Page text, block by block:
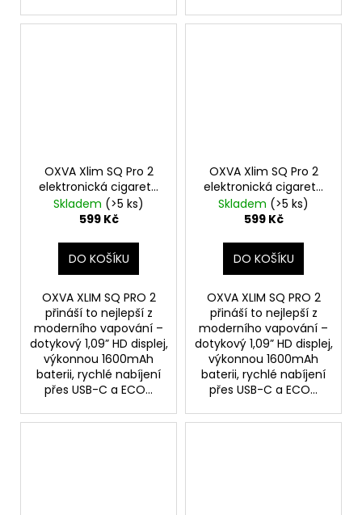
OXVA Xlim SQ Pro 2
elektronická cigareta
1600mAh Celadon
Marble
Skladem (>5 ks)
599 Kč
DO KOŠÍKU
OXVA XLIM SQ PRO 2
přináší to nejlepší z
moderního vapování –
dotykový 1,09” HD displej,
výkonnou 1600mAh
baterii, rychlé nabíjení
přes USB-C a ECO...
OXVA Xlim SQ Pro 2
elektronická cigareta
1600mAh Brown Wood
Skladem (>5 ks)
599 Kč
DO KOŠÍKU
OXVA XLIM SQ PRO 2
přináší to nejlepší z
moderního vapování –
dotykový 1,09” HD displej,
výkonnou 1600mAh
baterii, rychlé nabíjení
přes USB-C a ECO...